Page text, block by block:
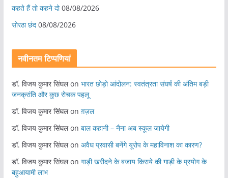
कहते हैं तो कहने दो 08/08/2026
सोरठा छंद 08/08/2026
नवीनतम टिप्पणियां
डॉ. विजय कुमार सिंघलon भारत छोड़ो आंदोलन: स्वतंत्रता संघर्ष की अंतिम बड़ी
जनक्रांति और कुछ रोचक पहलू
डॉ. विजय कुमार सिंघलon ग़ज़ल
डॉ. विजय कुमार सिंघलon बाल कहानी – नैना अब स्कूल जायेगी
डॉ. विजय कुमार सिंघलon अवैध प्रवासी बनेंगे यूरोप के महाविनाश का कारण?
डॉ. विजय कुमार सिंघलon गाड़ी खरीदने के बजाय किराये की गाड़ी के प्रयोग के
बहुआयामी लाभ